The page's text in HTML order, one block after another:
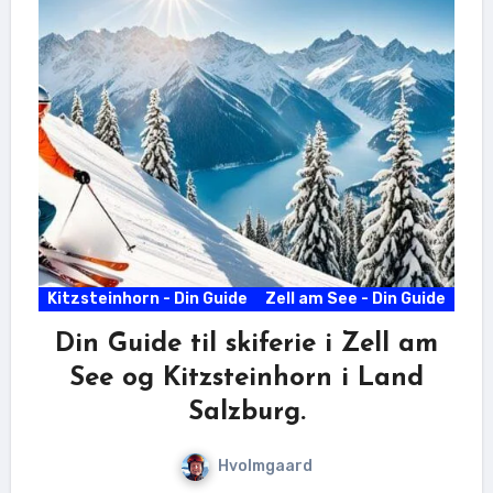
Kitzsteinhorn - Din Guide Zell am See - Din Guide
Din Guide til skiferie i Zell am
See og Kitzsteinhorn i Land
Salzburg.
Hvolmgaard